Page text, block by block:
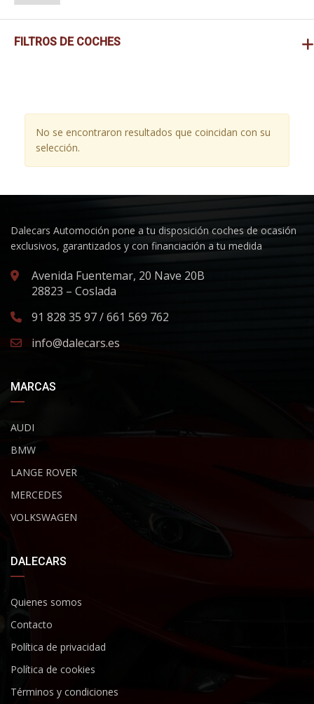
FILTROS DE COCHES
No se encontraron resultados que coincidan con su
selección.
Dalecars Automoción pone a tu disposición coches de ocasión
exclusivos, garantizados y con financiación a tu medida
Avenida Fuentemar, 20 Nave 20B
28823 – Coslada
91 828 35 97 / 661 569 762
info@dalecars.es
MARCAS
AUDI
BMW
LANGE ROVER
MERCEDES
VOLKSWAGEN
DALECARS
Quienes somos
Contacto
Política de privacidad
Política de cookies
Términos y condiciones